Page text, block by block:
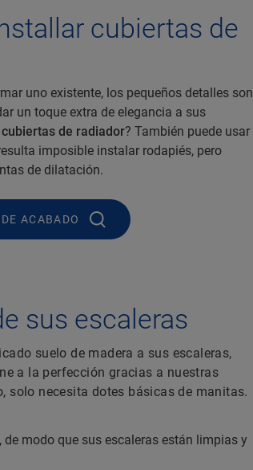
cubiertas de
uno existente, los pequeños detalles son
un toque extra de elegancia a sus
de radiador? También puede usar
imposible instalar rodapiés, pero
de dilatación.
ACABADO
sus escaleras
suelo de madera a sus escaleras,
a la perfección gracias a nuestras
solo necesita dotes básicas de manitas.
modo que sus escaleras están limpias y